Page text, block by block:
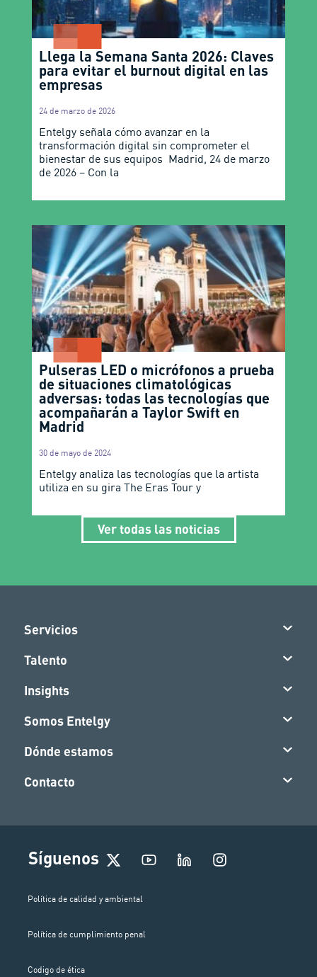
Llega la Semana Santa 2026: Claves
para evitar el burnout digital en las
empresas
24 de marzo de 2026
Entelgy señala cómo avanzar en la
transformación digital sin comprometer el
bienestar de sus equipos Madrid, 24 de marzo
de 2026 – Con la
Pulseras LED o micrófonos a prueba
de situaciones climatológicas
adversas: todas las tecnologías que
acompañarán a Taylor Swift en
Madrid
30 de mayo de 2024
Entelgy analiza las tecnologías que la artista
utiliza en su gira The Eras Tour y
Ver todas las noticias
Servicios
Talento
Insights
Somos Entelgy
Dónde estamos
Contacto
Síguenos
I
n
Política de calidad y ambiental
Política de cumplimiento penal
Codigo de ética